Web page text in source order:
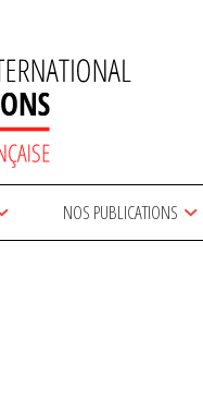
NOS PUBLICATIONS